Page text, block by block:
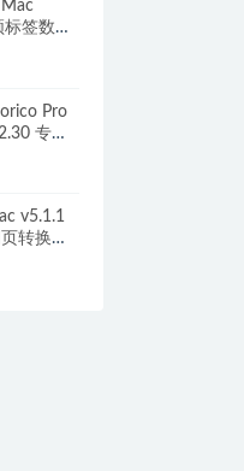
签数据
Pro
专业
v5.1.1
转换为